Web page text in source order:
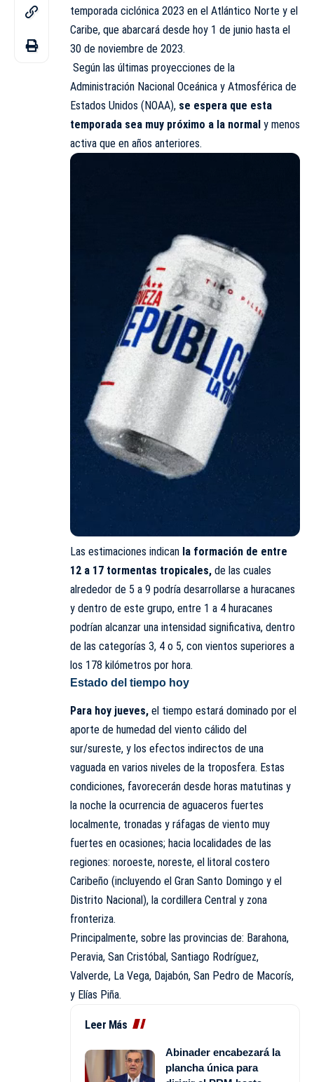
temporada ciclónica 2023 en el Atlántico Norte y el
Caribe, que abarcará desde hoy 1 de junio hasta el
30 de noviembre de 2023.
Según las últimas proyecciones de la
Administración Nacional Oceánica y Atmosférica de
Estados Unidos (NOAA), se espera que esta
temporada sea muy próximo a la normal y menos
activa que en años anteriores.
Las estimaciones indican la formación de entre
12 a 17 tormentas tropicales, de las cuales
alrededor de 5 a 9 podría desarrollarse a huracanes
y dentro de este grupo, entre 1 a 4 huracanes
podrían alcanzar una intensidad significativa, dentro
de las categorías 3, 4 o 5, con vientos superiores a
los 178 kilómetros por hora.
Estado del tiempo hoy
Para hoy jueves, el tiempo estará dominado por el
aporte de humedad del viento cálido del
sur/sureste, y los efectos indirectos de una
vaguada en varios niveles de la troposfera. Estas
condiciones, favorecerán desde horas matutinas y
la noche la ocurrencia de aguaceros fuertes
localmente, tronadas y ráfagas de viento muy
fuertes en ocasiones; hacia localidades de las
regiones: noroeste, noreste, el litoral costero
Caribeño (incluyendo el Gran Santo Domingo y el
Distrito Nacional), la cordillera Central y zona
fronteriza.
Principalmente, sobre las provincias de: Barahona,
Peravia, San Cristóbal, Santiago Rodríguez,
Valverde, La Vega, Dajabón, San Pedro de Macorís,
y Elías Piña.
Leer Más
Abinader encabezará la
plancha única para